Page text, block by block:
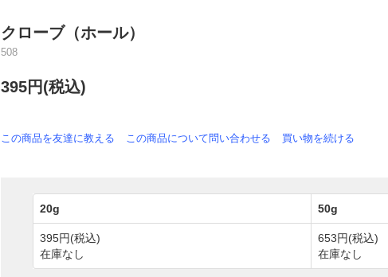
クローブ（ホール）
508
395円(税込)
この商品を友達に教える この商品について問い合わせる 買い物を続ける
20g 50g
395円(税込)
在庫なし
653円(税込)
在庫なし